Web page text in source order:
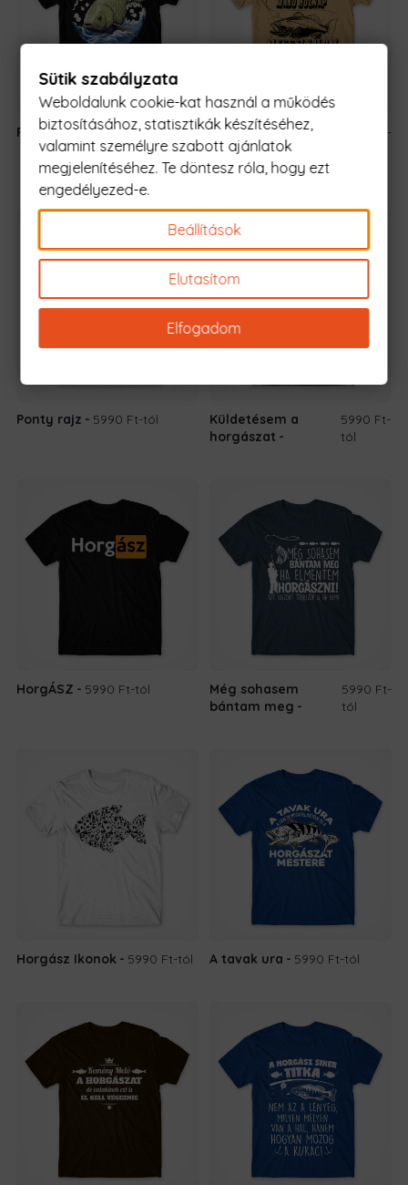
Ponty - Hullám 5990 Ft-tól
Horgászni mentem
- majd Holnap
Megcsinálom
-
Ponty rajz 5990 Ft-tól
Küldetésem a
horgászat
5990 Ft-
tól
HorgÁSZ 5990 Ft-tól
Még sohasem
bántam meg
5990 Ft-
tól
Horgász Ikonok 5990 Ft-tól A tavak ura 5990 Ft-tól
Sütik szabályzata
Weboldalunk cookie-kat használ a működés
biztosításához, statisztikák készítéséhez,
valamint személyre szabott ajánlatok
megjelenítéséhez. Te döntesz róla, hogy ezt
engedélyezed-e.
Beállítások
Elutasítom
Elfogadom